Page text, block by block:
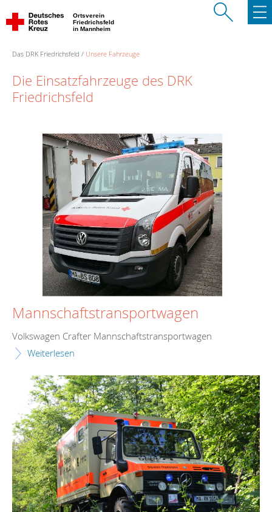
Ortsverein
Friedrichsfeld
in Mannheim
Das DRK Friedrichsfeld Unsere Fahrzeuge
Die Einsatzfahrzeuge des DRK
Friedrichsfeld
Mannschaftstransportwagen
Volkswagen Crafter Mannschaftstransportwagen
Weiterlesen